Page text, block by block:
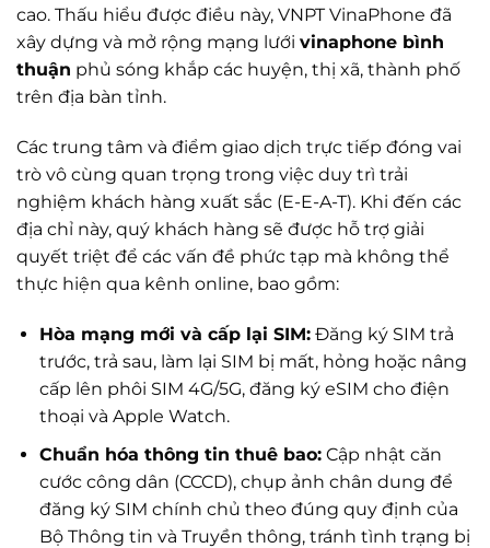
cao. Thấu hiểu được điều này, VNPT VinaPhone đã
xây dựng và mở rộng mạng lưới vinaphone bình
thuận phủ sóng khắp các huyện, thị xã, thành phố
trên địa bàn tỉnh.
Các trung tâm và điểm giao dịch trực tiếp đóng vai
trò vô cùng quan trọng trong việc duy trì trải
nghiệm khách hàng xuất sắc (E-E-A-T). Khi đến các
địa chỉ này, quý khách hàng sẽ được hỗ trợ giải
quyết triệt để các vấn đề phức tạp mà không thể
thực hiện qua kênh online, bao gồm:
Hòa mạng mới và cấp lại SIM:Đăng ký SIM trả
trước, trả sau, làm lại SIM bị mất, hỏng hoặc nâng
cấp lên phôi SIM 4G/5G, đăng ký eSIM cho điện
thoại và Apple Watch.
Chuẩn hóa thông tin thuê bao:Cập nhật căn
cước công dân (CCCD), chụp ảnh chân dung để
đăng ký SIM chính chủ theo đúng quy định của
Bộ Thông tin và Truyền thông, tránh tình trạng bị